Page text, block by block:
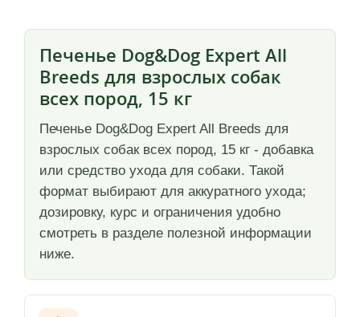
Печенье Dog&Dog Expert All
Breeds для взрослых собак
всех пород, 15 кг
Печенье Dog&Dog Expert All Breeds для
взрослых собак всех пород, 15 кг - добавка
или средство ухода для собаки. Такой
формат выбирают для аккуратного ухода;
дозировку, курс и ограничения удобно
смотреть в разделе полезной информации
ниже.